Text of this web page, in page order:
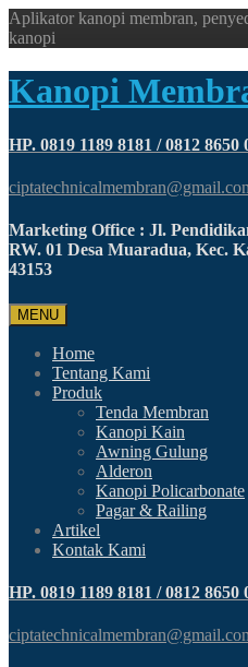
Aplikator kanopi membran,
kanopi
Kanopi
HP. 0819 1189 8181 / 0812 8650
Marketing Office : Jl.
RW. 01 Desa Muaradua, Kec.
43153
MENU
Home
Tentang Kami
Produk
Tenda Membran
Kanopi Kain
Awning Gulung
Alderon
Kanopi Policarbonate
Pagar & Railing
Artikel
Kontak Kami
HP. 0819 1189 8181 / 0812 8650